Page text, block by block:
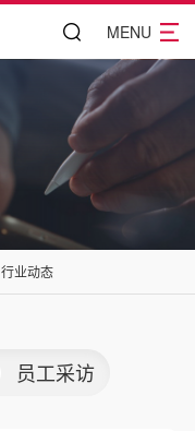
MENU
行业动态
员工采访